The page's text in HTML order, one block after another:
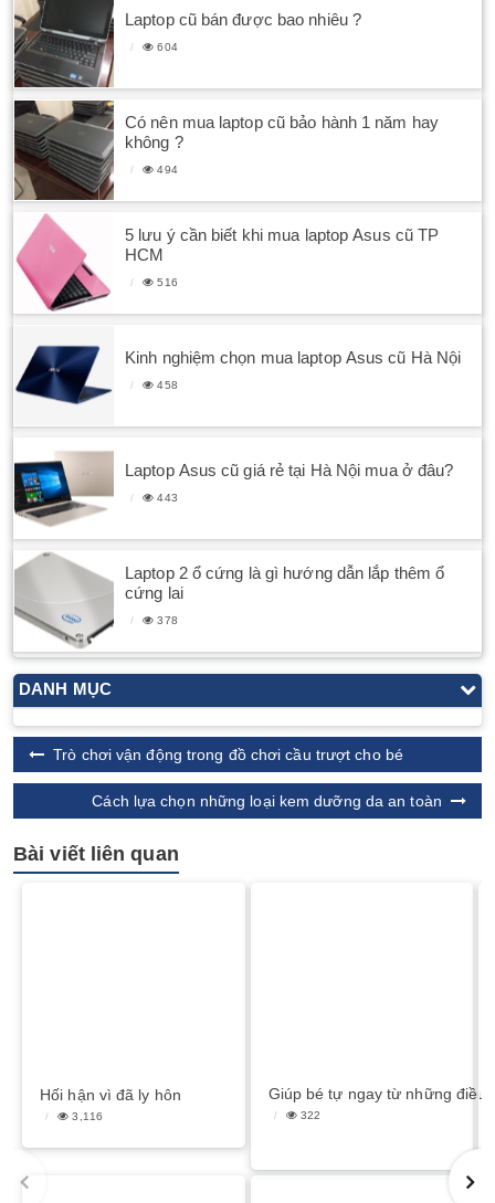
Laptop cũ bán được bao nhiêu ?
604
Có nên mua laptop cũ bảo hành 1 năm hay
không ?
494
5 lưu ý cần biết khi mua laptop Asus cũ TP
HCM
516
Kinh nghiệm chọn mua laptop Asus cũ Hà Nội
458
Laptop Asus cũ giá rẻ tại Hà Nội mua ở đâu?
443
Laptop 2 ổ cứng là gì hướng dẫn lắp thêm ổ
cứng lai
378
DANH MỤC
Trò chơi vận động trong đồ chơi cầu trượt cho bé
Cách lựa chọn những loại kem dưỡng da an toàn
Bài viết liên quan
Hối hận vì đã ly hôn
3,116
Giúp bé tự ngay từ những điều
322